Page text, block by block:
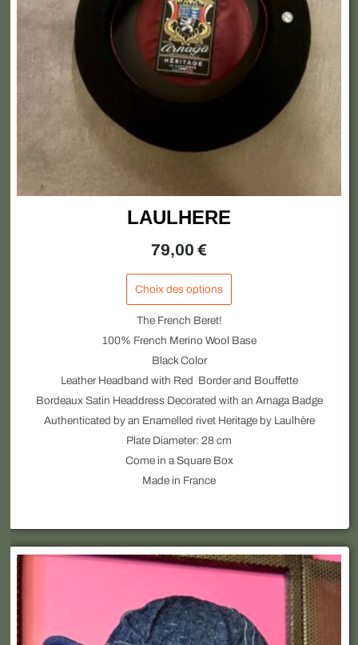
LAULHERE
79,00 €
Choix des options
peuvent
être
choisies
sur
produit
The French Beret!
100% French Merino Wool Base
Black Color
Leather Headband with Red Border and Bouffette
Bordeaux Satin Headdress Decorated with an Arnaga Badge
Authenticated by an Enamelled rivet Heritage by Laulhère
Plate Diameter: 28 cm
Come in a Square Box
Made in France
Ce
a
plusieurs
variations.